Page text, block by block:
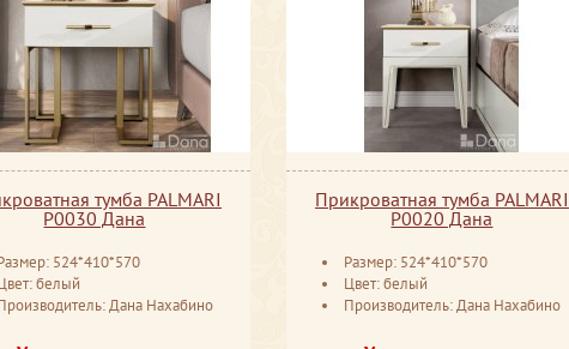
тумба PALMARI
P0030 Дана
524*410*570
белый
Дана Нахабино
Прикроватная тумба PALMARI
P0020 Дана
Размер: 524*410*570
Цвет: белый
Производитель: Дана Нахабино